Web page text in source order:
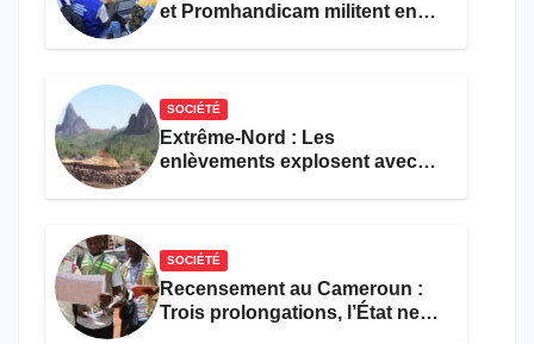
et Promhandicam militent en
SOCIÉTÉ
Extrême-Nord : Les
enlèvements explosent avec
SOCIÉTÉ
Recensement au Cameroun :
Trois prolongations, l’État ne